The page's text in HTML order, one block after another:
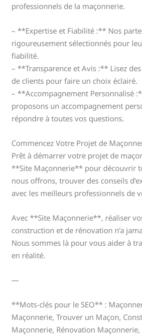
professionnels de la maçonnerie.
– **Expertise et Fiabilité :** Nos
rigoureusement sélectionnés pour
fiabilité.
– **Transparence et Avis :** Lisez
de clients pour faire un choix éclairé.
– **Accompagnement Personnalisé
proposons un accompagnement
répondre à toutes vos questions.
Commencez Votre Projet de
Prêt à démarrer votre projet de
**Site Maçonnerie** pour découvrir
nous offrons, trouver des conseils
avec les meilleurs professionnels de
Avec **Site Maçonnerie**, réaliser
construction et de rénovation n’a
Nous sommes là pour vous aider à
en réalité.
—
**Mots-clés pour le SEO** :
Maçonnerie, Trouver un Maçon,
Maçonnerie, Rénovation